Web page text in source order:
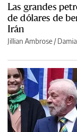
Las grandes
de dólares de
Irán
Jillian Ambrose /